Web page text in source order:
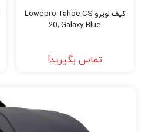
کیف لوپرو Lowepro Tahoe CS
20, Galaxy Blue
تماس بگیرید!